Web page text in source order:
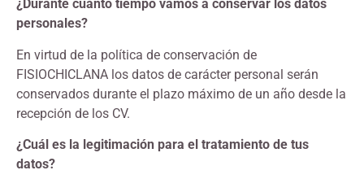
¿Durante cuánto tiempo vamos a conservar los datos
personales?
En virtud de la política de conservación de
FISIOCHICLANA los datos de carácter personal serán
conservados durante el plazo máximo de un año desde la
recepción de los CV.
¿Cuál es la legitimación para el tratamiento de tus
datos?